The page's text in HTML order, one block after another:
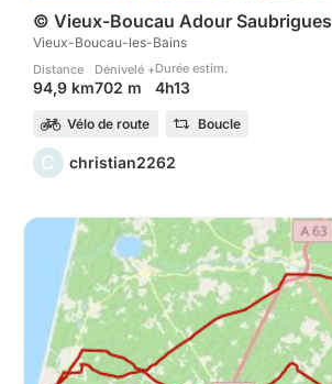
© Vieux-Boucau Adour Saubrigues
Vieux-Boucau-les-Bains
Distance
94,9 km
Dénivelé +
702 m
Durée estim.
4h13
Vélo de route Boucle
C christian2262